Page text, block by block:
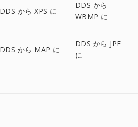
DDS から XPS に
DDS から
WBMP に
DDS から MAP に
DDS から JPE
に